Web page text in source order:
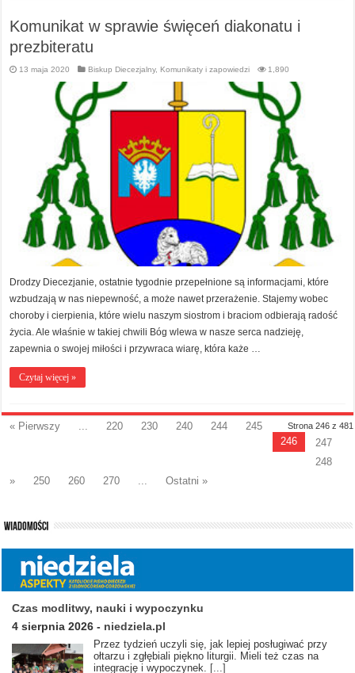
Komunikat w sprawie święceń diakonatu i
prezbiteratu
13 maja 2020 Biskup Diecezjalny, Komunikaty i zapowiedzi 1,890
Drodzy Diecezjanie, ostatnie tygodnie przepełnione są informacjami, które
wzbudzają w nas niepewność, a może nawet przerażenie. Stajemy wobec
choroby i cierpienia, które wielu naszym siostrom i braciom odbierają radość
życia. Ale właśnie w takiej chwili Bóg wlewa w nasze serca nadzieję,
zapewnia o swojej miłości i przywraca wiarę, która każe …
Czytaj więcej »
Strona 246 z 481
« Pierwszy ... 220 230 240 244
245
246
247
248
»
250 260 270 ... Ostatni »
Czas modlitwy, nauki i wypoczynku
4 sierpnia 2026 - niedziela.pl
Przez tydzień uczyli się, jak lepiej posługiwać przy
ołtarzu i zgłębiali piękno liturgii. Mieli też czas na
integrację i wypoczynek. [...]